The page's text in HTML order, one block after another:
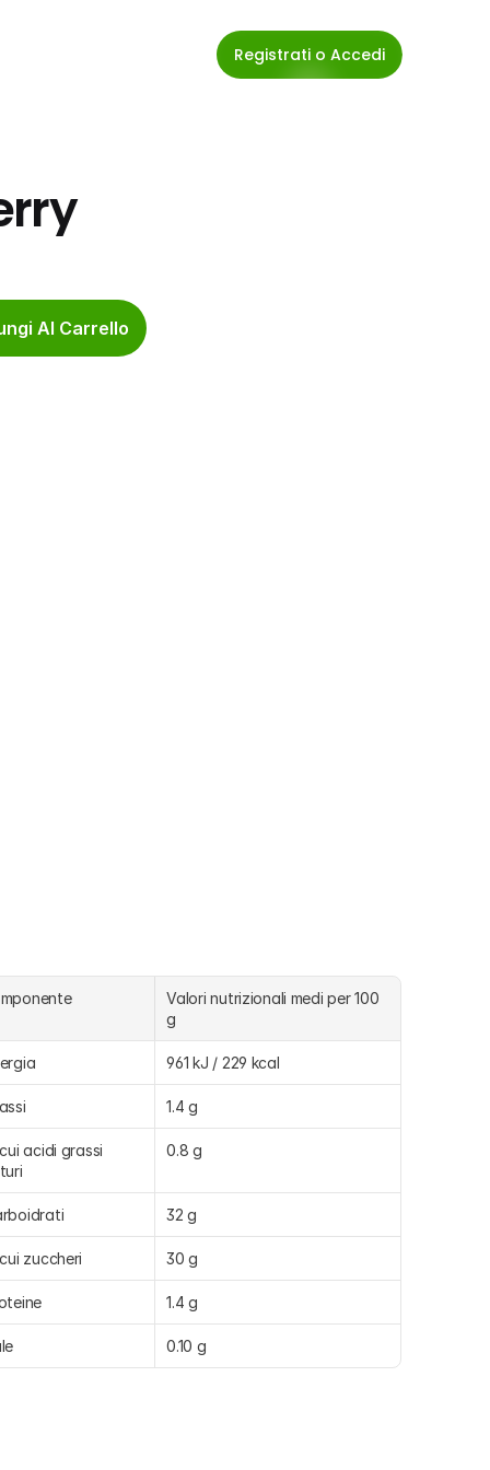
Registrati o Accedi
Al Carrello
Valori nutrizionali medi per 100
g
961 kJ / 229 kcal
1.4 g
acidi grassi
0.8 g
32 g
zuccheri 30 g
1.4 g
0.10 g